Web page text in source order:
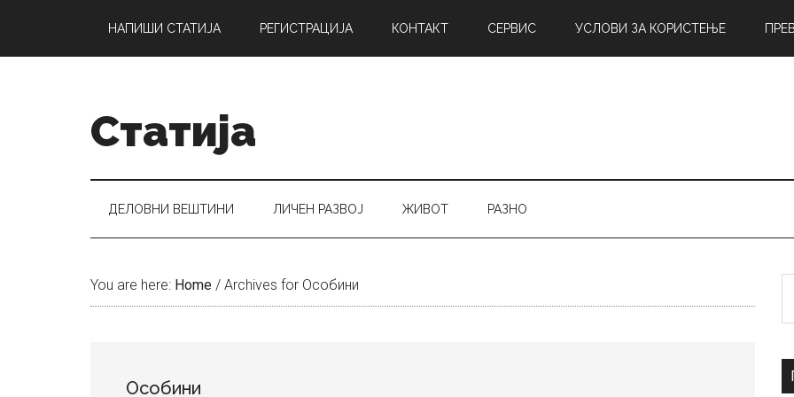
main
secondary
primary
НАПИШИ СТАТИЈА РЕГИСТРАЦИЈА КОНТАКТ СЕРВИС УСЛОВИ ЗА КОРИСТЕЊЕ
Статија
ДЕЛОВНИ ВЕШТИНИ ЛИЧЕН РАЗВОЈ ЖИВОТ РАЗНО
You are here: Home / Archives for Особини
Особини